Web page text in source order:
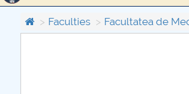
Faculties Facultatea de